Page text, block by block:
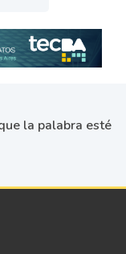
la palabra esté